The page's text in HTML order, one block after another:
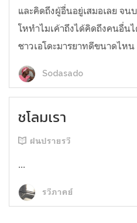
และคิดถึงผู้อื่นอยู่เสมอเลย จน
โหทำไมเค้าถึงได้คิดถึงคนอื่น
ชาวเอโดะมารยาทดีขนาดไหน
Sodasado
ชโลมเรา
ฝนปรายรวี
...
รวีภาคย์